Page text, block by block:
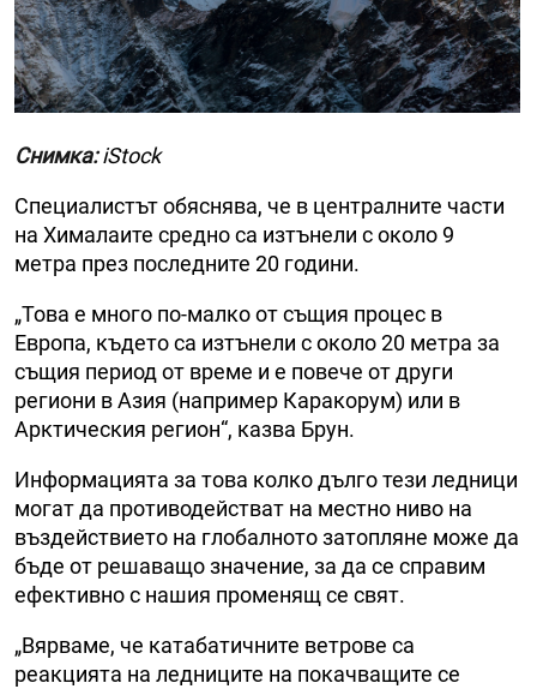
Снимка:iStock
Специалистът обяснява, че в централните части
на Хималаите средно са изтънели с около 9
метра през последните 20 години.
„Това е много по-малко от същия процес в
Европа, където са изтънели с около 20 метра за
същия период от време и е повече от други
региони в Азия (например Каракорум) или в
Арктическия регион“, казва Брун.
Информацията за това колко дълго тези ледници
могат да противодействат на местно ниво на
въздействието на глобалното затопляне може да
бъде от решаващо значение, за да се справим
ефективно с нашия променящ се свят.
„Вярваме, че катабатичните ветрове са
реакцията на ледниците на покачващите се